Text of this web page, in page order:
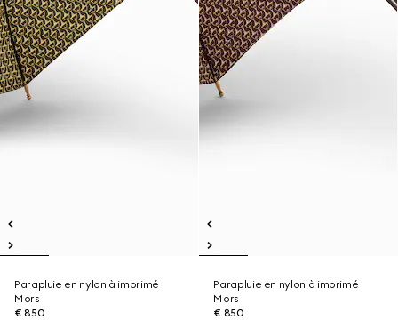
Parapluie en nylon à imprimé
Mors
€ 850
Parapluie en nylon à imprimé
Mors
€ 850